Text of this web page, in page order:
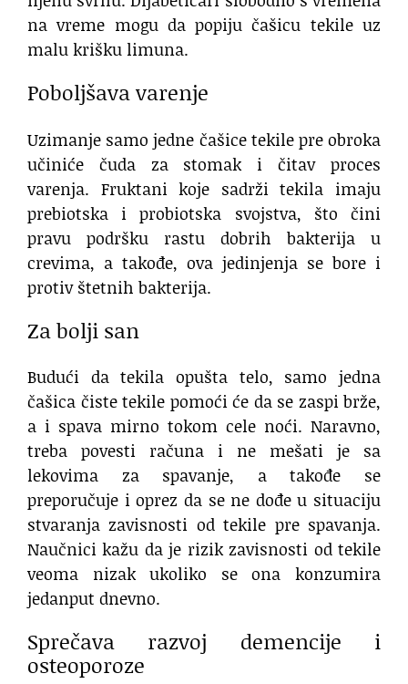
na vreme mogu da popiju čašicu tekile uz
malu krišku limuna.
Poboljšava varenje
Uzimanje samo jedne čašice tekile pre obroka
učiniće čuda za stomak i čitav proces
varenja. Fruktani koje sadrži tekila imaju
prebiotska i probiotska svojstva, što čini
pravu podršku rastu dobrih bakterija u
crevima, a takođe, ova jedinjenja se bore i
protiv štetnih bakterija.
Za bolji san
Budući da tekila opušta telo, samo jedna
čašica čiste tekile pomoći će da se zaspi brže,
a i spava mirno tokom cele noći. Naravno,
treba povesti računa i ne mešati je sa
lekovima za spavanje, a takođe se
preporučuje i oprez da se ne dođe u situaciju
stvaranja zavisnosti od tekile pre spavanja.
Naučnici kažu da je rizik zavisnosti od tekile
veoma nizak ukoliko se ona konzumira
jedanput dnevno.
Sprečava razvoj demencije i
osteoporoze